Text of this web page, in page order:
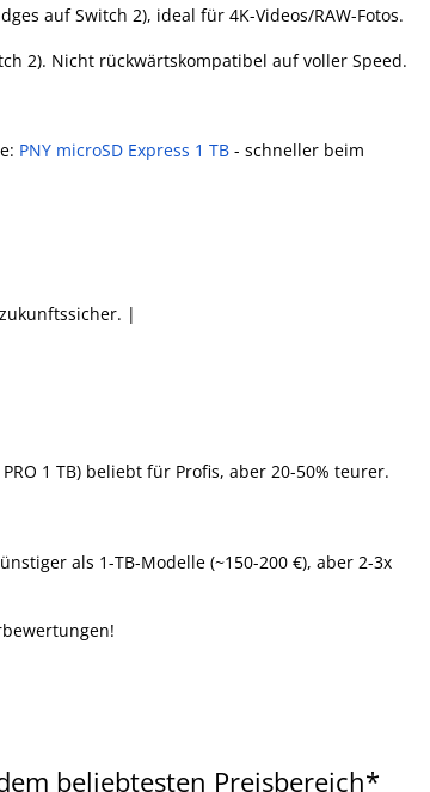
auf Switch 2), ideal für 4K-Videos/RAW-Fotos.
2). Nicht rückwärtskompatibel auf voller Speed.
PNY microSD Express 1 TB - schneller beim
|
1 TB) beliebt für Profis, aber 20-50% teurer.
als 1-TB-Modelle (~150-200 €), aber 2-3x
beliebtesten Preisbereich*